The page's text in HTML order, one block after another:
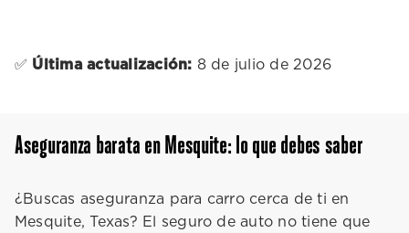
✅ Última actualización: 8 de julio de 2026
Aseguranza barata en Mesquite: lo que debes saber
¿Buscas aseguranza para carro cerca de ti en
Mesquite, Texas? El seguro de auto no tiene que